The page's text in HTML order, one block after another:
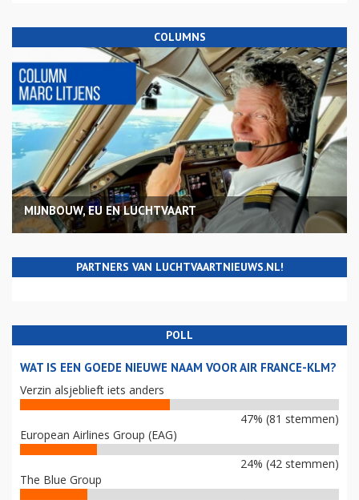
COLUMNS
MIJNBOUW, EU EN LUCHTVAART
PARTNERS VAN LUCHTVAARTNIEUWS.NL!
POLL
WAT IS EEN GOEDE NIEUWE NAAM VOOR AIR FRANCE-KLM?
Verzin alsjeblieft iets anders
47% (81 stemmen)
European Airlines Group (EAG)
24% (42 stemmen)
The Blue Group